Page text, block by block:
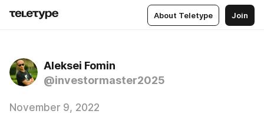
About Teletype Join
Aleksei Fomin
@investormaster2025
November 9, 2022